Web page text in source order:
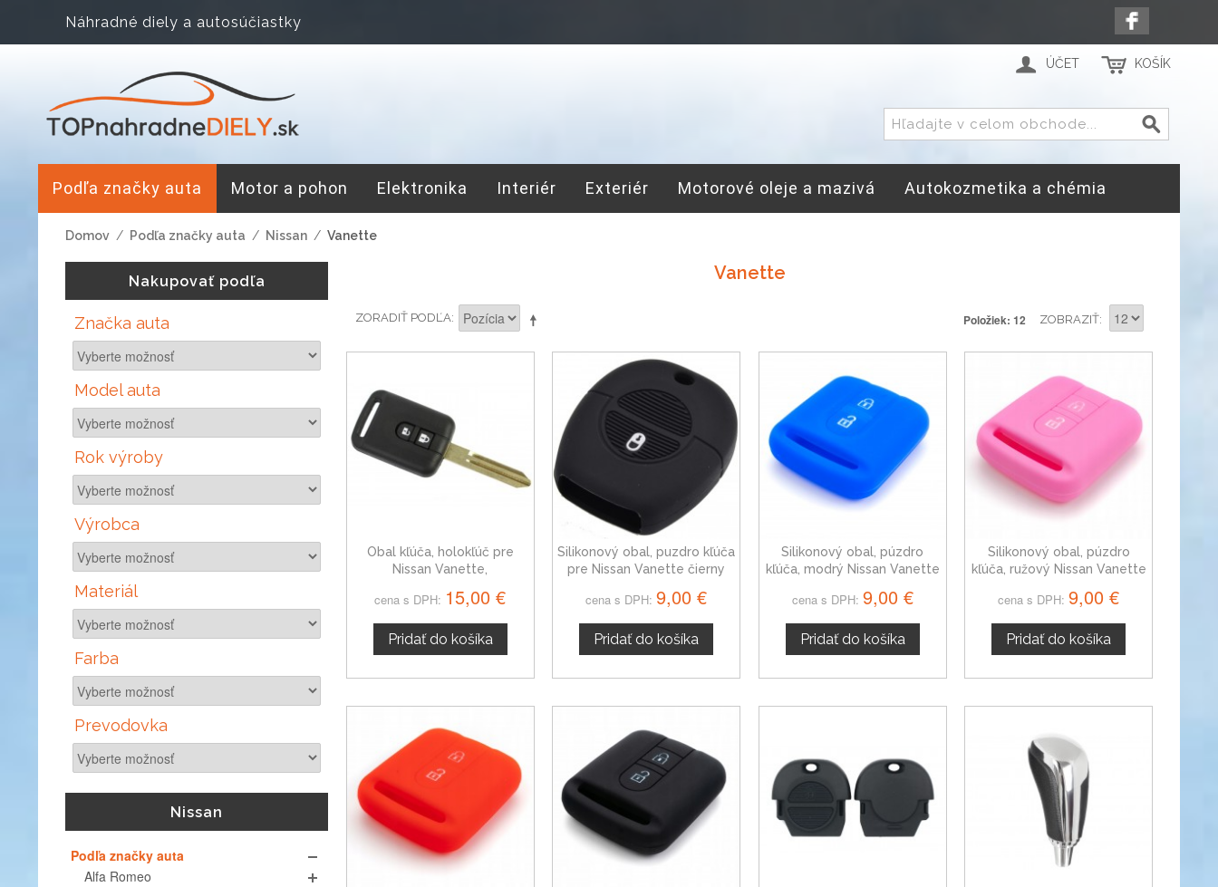
Náhradné diely a autosúčiastky
ÚČET KOŠÍK
Podľa značky auta Motor a pohon Elektronika Interiér Exteriér Motorové oleje a mazivá Autokozmetika a chémia
Domov / Podľa značky auta / Nissan / Vanette
Nakupovať podľa
Značka auta
Model auta
Rok výroby
Výrobca
Materiál
Farba
Prevodovka
Vanette
ZORADIŤ PODĽA Položiek: 12 ZOBRAZIŤ
Obal kľúča, holokľúč pre
Nissan Vanette,
cena s DPH: 15,00 €
Pridať do košíka
Silikonový obal, puzdro kľúča
pre Nissan Vanette čierny
cena s DPH: 9,00 €
Pridať do košíka
Silikonový obal, púzdro
kľúča, modrý Nissan Vanette
cena s DPH: 9,00 €
Pridať do košíka
Silikonový obal, púzdro
kľúča, ružový Nissan Vanette
cena s DPH: 9,00 €
Pridať do košíka
Nissan
Podľa značky auta
Alfa Romeo